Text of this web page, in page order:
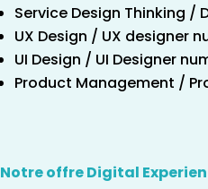
Service Design Thinking /
UX Design / UX designer
UI Design / UI Designer
Product Management /
Notre offre Digital